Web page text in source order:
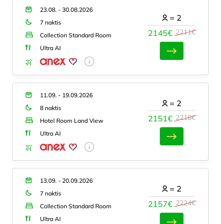
23.08. - 30.08.2026
7 naktis
Collection Standard Room
Ultra AI
2145€ 2211€
= 2
11.09. - 19.09.2026
8 naktis
Hotel Room Land View
Ultra AI
2151€ 2218€
= 2
13.09. - 20.09.2026
7 naktis
Collection Standard Room
Ultra AI
2157€ 2224€
= 2